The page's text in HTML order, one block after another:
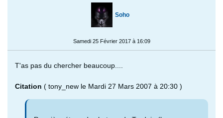
Soho
Samedi 25 Février 2017 à 16:09
T'as pas du chercher beaucoup....
Citation ( tony_new le Mardi 27 Mars 2007 à 20:30 )